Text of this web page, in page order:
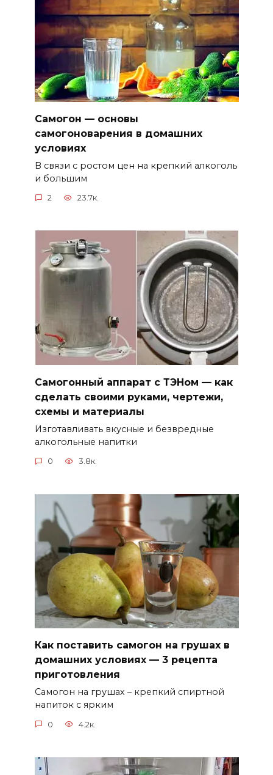
Самогон — основы
самогоноварения в домашних
условиях
В связи с ростом цен на крепкий алкоголь
и большим
2 23.7к.
Самогонный аппарат с ТЭНом — как
сделать своими руками, чертежи,
схемы и материалы
Изготавливать вкусные и безвредные
алкогольные напитки
0 3.8к.
Как поставить самогон на грушах в
домашних условиях — 3 рецепта
приготовления
Самогон на грушах – крепкий спиртной
напиток с ярким
0 4.2к.